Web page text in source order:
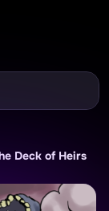
Deck of Heirs